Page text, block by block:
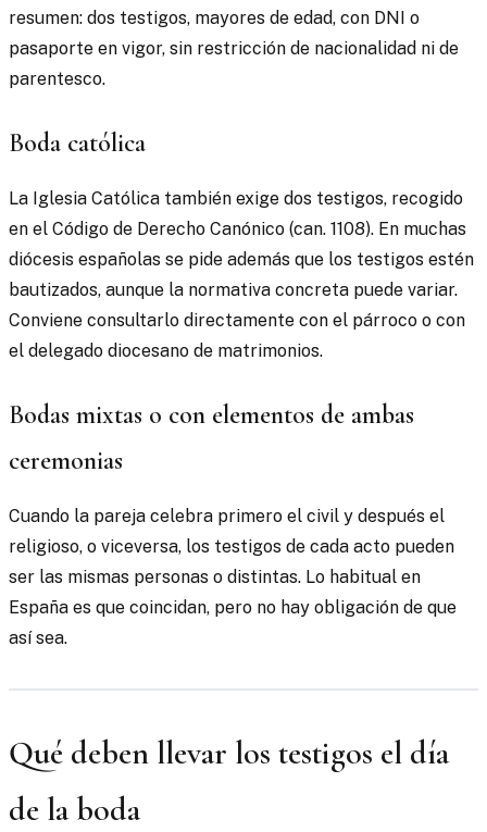
resumen: dos testigos, mayores de edad, con DNI o
pasaporte en vigor, sin restricción de nacionalidad ni de
parentesco.
Boda católica
La Iglesia Católica también exige dos testigos, recogido
en el Código de Derecho Canónico (can. 1108). En muchas
diócesis españolas se pide además que los testigos estén
bautizados, aunque la normativa concreta puede variar.
Conviene consultarlo directamente con el párroco o con
el delegado diocesano de matrimonios.
Bodas mixtas o con elementos de ambas
ceremonias
Cuando la pareja celebra primero el civil y después el
religioso, o viceversa, los testigos de cada acto pueden
ser las mismas personas o distintas. Lo habitual en
España es que coincidan, pero no hay obligación de que
así sea.
Qué deben llevar los testigos el día
de la boda